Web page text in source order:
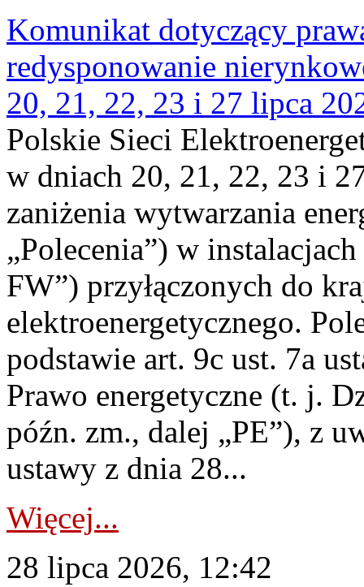
Komunikat dotyczący
redysponowanie
20, 21, 22, 23 i 27 lipca
Polskie Sieci
w dniach 20, 21, 22, 23 i
zaniżenia wytwarzania
„Polecenia”) w
FW”) przyłączonych do
elektroenergetycznego.
podstawie art. 9c ust. 7a
Prawo energetyczne (t. j.
późn. zm., dalej „PE”), z
ustawy z dnia 28...
Więcej...
28 lipca 2026, 12:42